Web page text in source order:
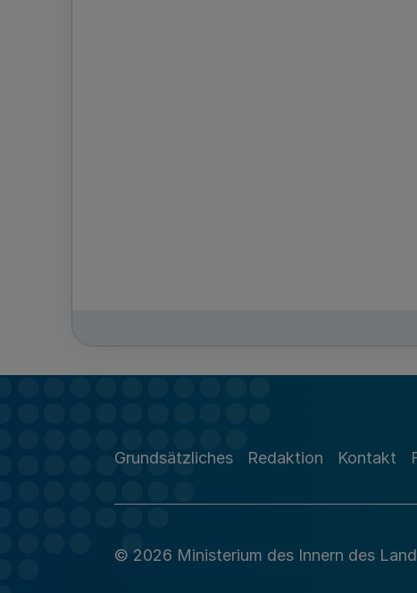
Grundsätzliches Redaktion Kontakt
© 2026 Ministerium des Innern des